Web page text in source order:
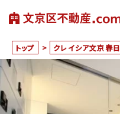
トップ > クレイシア文京春日